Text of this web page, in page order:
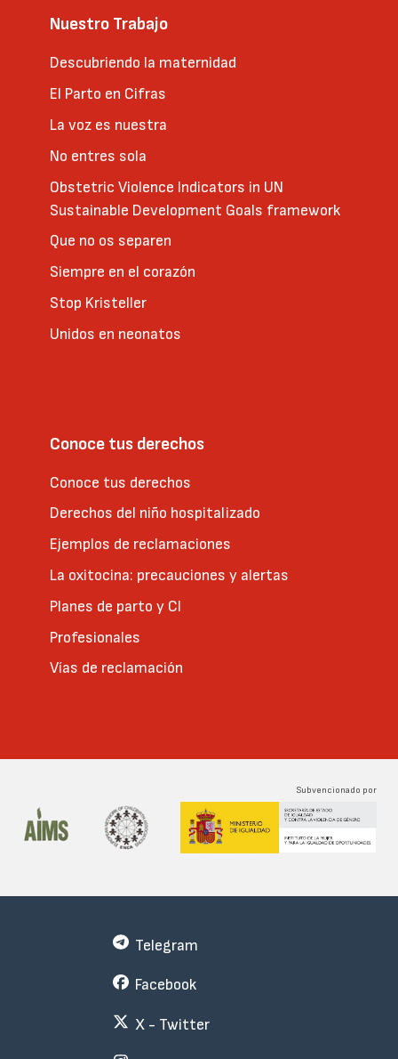
Nuestro Trabajo
Descubriendo la maternidad
El Parto en Cifras
La voz es nuestra
No entres sola
Obstetric Violence Indicators in UN
Sustainable Development Goals framework
Que no os separen
Siempre en el corazón
Stop Kristeller
Unidos en neonatos
Conoce tus derechos
Conoce tus derechos
Derechos del niño hospitalizado
Ejemplos de reclamaciones
La oxitocina: precauciones y alertas
Planes de parto y CI
Profesionales
Vías de reclamación
Subvencionado por
Telegram
Facebook
X - Twitter